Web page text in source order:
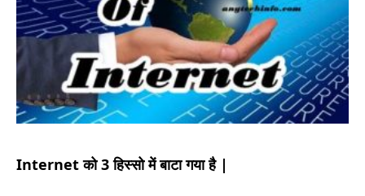
Internet को 3 हिस्सो में बाटा गया है |